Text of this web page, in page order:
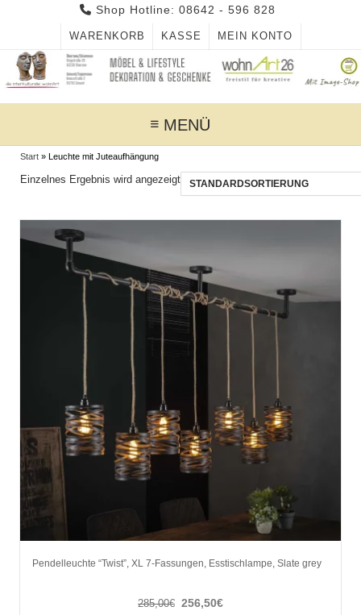
Shop Hotline: 08642 - 596 828
WARENKORB KASSE MEIN KONTO
MENÜ
Start » Leuchte mit Juteaufhängung
Einzelnes Ergebnis wird angezeigt
Pendelleuchte “Twist”, XL 7-Fassungen, Esstischlampe, Slate grey
285,00€ Ursprünglicher
256,50€Aktueller